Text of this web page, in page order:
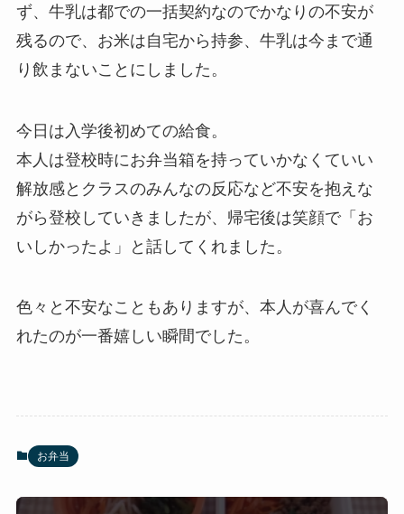
ず、牛乳は都での一括契約なのでかなりの不安が
残るので、お米は自宅から持参、牛乳は今まで通
り飲まないことにしました。
今日は入学後初めての給食。
本人は登校時にお弁当箱を持っていかなくていい
解放感とクラスのみんなの反応など不安を抱えな
がら登校していきましたが、帰宅後は笑顔で「お
いしかったよ」と話してくれました。
色々と不安なこともありますが、本人が喜んでく
れたのが一番嬉しい瞬間でした。
お弁当